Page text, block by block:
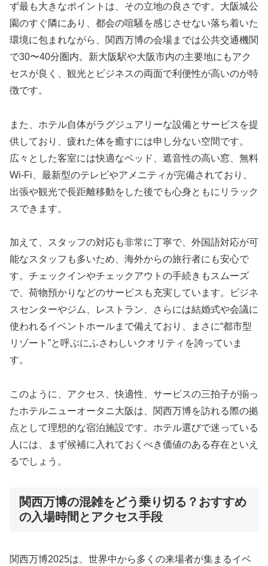
ず最も大きなポイントは、その立地の良さです。大阪城公
園のすぐ隣にあり、都会の喧騒を感じさせない落ち着いた
環境に包まれながら、関西万博の会場までは公共交通機関
で30〜40分圏内。新大阪駅や大阪市内の主要地にもアク
セスが良く、観光とビジネスの両面で利便性が高いのが特
徴です。
また、ホテル自体がラグジュアリーな設備とサービスを提
供しており、疲れた体を癒すには申し分ない空間です。
広々とした客室には快適なベッド、遮音性の高い窓、無料
Wi-Fi、最新型のテレビやアメニティが完備されており、
出張や観光で長距離移動をした後でも心身ともにリラック
スできます。
加えて、スタッフの対応も非常に丁寧で、外国語対応が可
能なスタッフも多いため、海外からの旅行者にも安心で
す。チェックインやチェックアウトの手続きもスムーズ
で、荷物預かりなどのサービスも充実しています。ビジネ
スセンターやジム、レストラン、さらには結婚式や会議に
使われるイベントホールまで備えており、まさに“都市型
リゾート”と呼ぶにふさわしいクオリティを誇っていま
す。
このように、アクセス、快適性、サービスの三拍子が揃っ
たホテルニューオータニ大阪は、関西万博を訪れる際の拠
点として理想的な宿泊施設です。ホテル選びで迷っている
人には、まず候補に入れておくべき価値のある存在といえ
るでしょう。
関西万博の混雑をどう乗り切る？おすすめ
の入場時間とアクセス手段
関西万博2025は、世界中から多くの来場者が集まるイベ